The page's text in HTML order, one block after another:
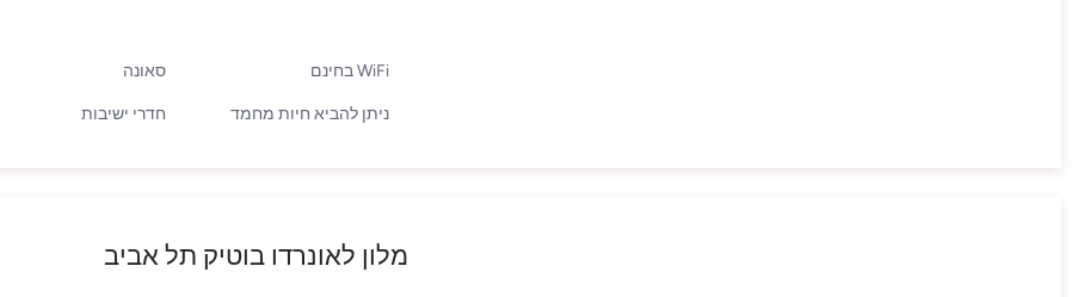
WiFi בחינם סאונה
ניתן להביא חיות מחמד חדרי ישיבות
מלון לאונרדו בוטיק תל אביב